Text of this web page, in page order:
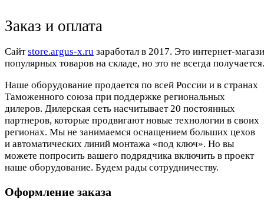
Заказ и оплата
Cайтstore.argus-x.ru заработал в 2017. Это интернет-
популярных товаров на складе, но это не всегда
Наше оборудование продается по всей России и в странах
Таможенного союза при поддержке региональных
дилеров. Дилерская сеть насчитывает 20 постоянных
партнеров, которые продвигают новые технологии в своих
регионах. Мы не занимаемся оснащением больших цехов
и автоматических линий монтажа «под ключ». Но вы
можете попросить вашего подрядчика включить в проект
наше оборудование. Будем рады сотрудничеству.
Оформление заказа